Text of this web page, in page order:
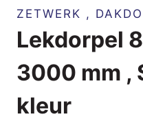
ZETWERK ,
Lekdorpel
3000 mm ,
kleur